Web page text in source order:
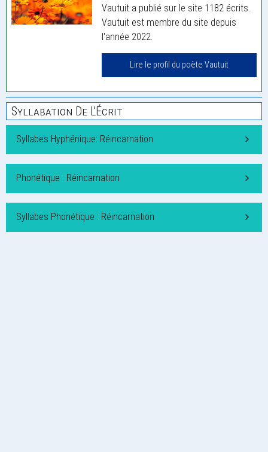
Vautuit a publié sur le site 1182 écrits.
Vautuit est membre du site depuis
l'année 2022.
Lire le profil du poète Vautuit
Syllabation De L'Écrit
Syllabes Hyphénique: Réincarnation
Phonétique : Réincarnation
Syllabes Phonétique : Réincarnation